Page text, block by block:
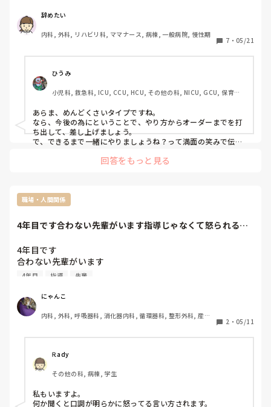
って、検査して、検査申し込み書いて、カルテオーダーまで
何一つしたことがないらしい。
なぜか…その人に依頼すると「わたし、パートだから。それ
はリーダーの仕事でしょ。下手に手を出して責任取らされた
くない」と言う。
誰も教えてくれない以前の問題のようです(笑)
辞めたい
内科, 外科, リハビリ科, ママナース, 病棟, 一般病院, 慢性期
7 ・ 05/21
ひうみ
小児科, 救急科, ICU, CCU, HCU, その他の科, NICU, GCU, 保育
あらま、めんどくさいタイプですね。
なら、今後の為にということで、やり方からオーダーまでを打
ち出して、差し上げましょう。
で、できるまで一緒にやりましょうね？って満面の笑みで伝え
をかけてしまえば良いかと。
回答をもっと見る
職場・人間関係
4年目です合わない先輩がいます指導じゃなくて怒られる確
4年目です
合わない先輩がいます
指導じゃなくて怒られる
この前も机を手で叩くくらい、先輩は指導のつもりだけど他
のスタッフがその場にいるのも耐えられないくらいの言い方
でした
主任さんには伝えて、対応を考えてくれるとのことだったけ
ど
また同じことが起こるんじゃないかと思うと怖くて行けない
その先輩に怒られないようにっていう行動しか取れなくなる
明日休んでもいいですか、休日だしスタッフの人数足りなく
なっちゃうけど、いいかな
休んだらバレちゃうかな
4年目 指導 先輩
にゃんこ
内科, 外科, 呼吸器科, 消化器内科, 循環器科, 整形外科, 産
2 ・ 05/11
Ꭱady
その他の科, 病棟, 学生
私もいますよ。
何か聞くと口調が明らかに怒ってる言い方されます。